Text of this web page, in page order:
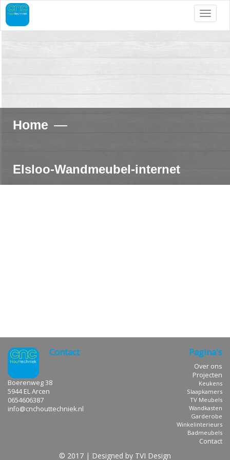
Toggle
Home —
Elsloo-Wandmeubel-internet
Contact
Boerenweg 38
5944 EL Arcen
0654606387
info@cnchouttechniek.nl
Pagina's
Over ons
Projecten
Keukens
Slaapkamers
TV Meubels
Wandkasten
Garderobe
Winkelinterieurs
Badmeubels
Contact
© 2017 | Designed by TVI Design